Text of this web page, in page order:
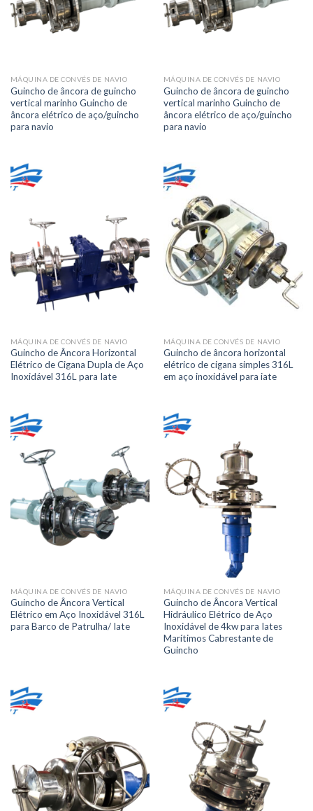
MÁQUINA DE CONVÉS DE NAVIO
Guincho de âncora de guincho
vertical marinho Guincho de
âncora elétrico de aço/guincho
para navio
MÁQUINA DE CONVÉS DE NAVIO
Guincho de âncora de guincho
vertical marinho Guincho de
âncora elétrico de aço/guincho
para navio
MÁQUINA DE CONVÉS DE NAVIO
Guincho de Âncora Horizontal
Elétrico de Cigana Dupla de Aço
Inoxidável 316L para Iate
MÁQUINA DE CONVÉS DE NAVIO
Guincho de âncora horizontal
elétrico de cigana simples 316L
em aço inoxidável para iate
MÁQUINA DE CONVÉS DE NAVIO
Guincho de Âncora Vertical
Elétrico em Aço Inoxidável 316L
para Barco de Patrulha/ Iate
MÁQUINA DE CONVÉS DE NAVIO
Guincho de Âncora Vertical
Hidráulico Elétrico de Aço
Inoxidável de 4kw para Iates
Marítimos Cabrestante de
Guincho